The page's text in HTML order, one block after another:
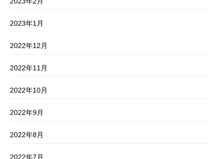
2023年1月
2022年12月
2022年11月
2022年10月
2022年9月
2022年8月
2022年7月